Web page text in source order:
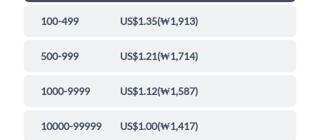
100-499 US$1.35(₩1,913)
500-999 US$1.21(₩1,714)
1000-9999 US$1.12(₩1,587)
10000-99999 US$1.00(₩1,417)